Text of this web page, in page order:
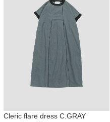
Cleric flare dress C.GRAY